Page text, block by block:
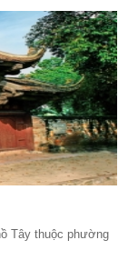
Tây thuộc phường